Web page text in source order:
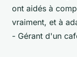
ont aidés à
vraiment, et à
- Gérant d'un